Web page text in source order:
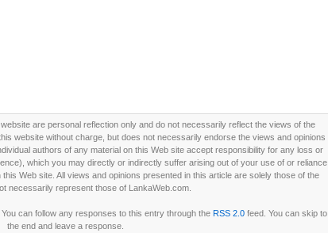
are personal reflection only and do not necessarily reflect the views of the
website without charge, but does not necessarily endorse the views and opinions
authors of any material on this Web site accept responsibility for any loss or
which you may directly or indirectly suffer arising out of your use of or reliance
Web site. All views and opinions presented in this article are solely those of the
necessarily represent those of LankaWeb.com.
can follow any responses to this entry through the RSS 2.0feed. You can skip to
the end and leave a response.